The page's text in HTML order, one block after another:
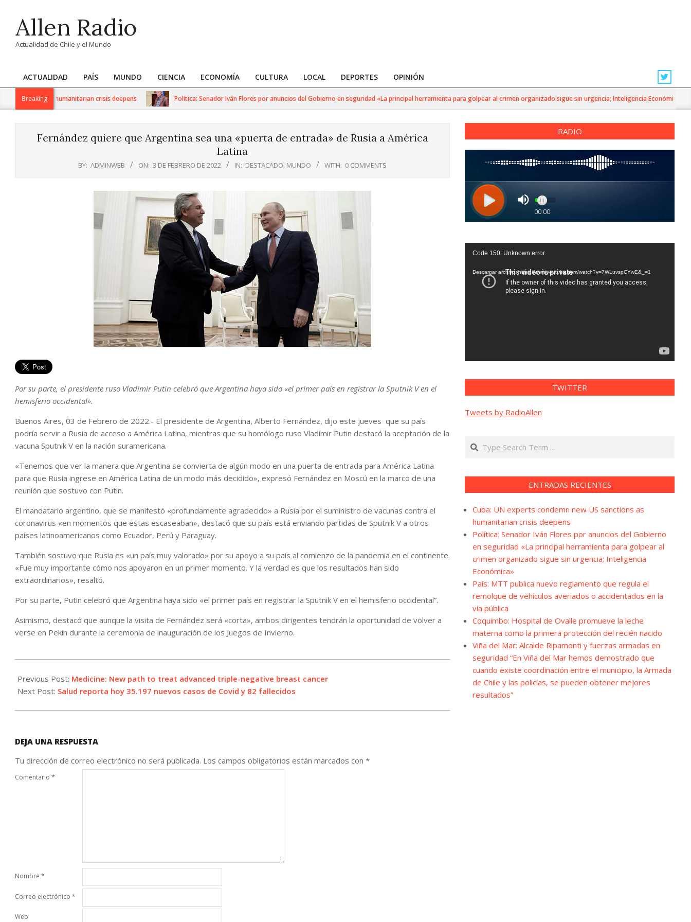
contentAllen Radio
Actualidad de Chile y el Mundo
Primary
Navigation
ACTUALIDAD PAÍS MUNDO CIENCIA ECONOMÍA CULTURA LOCAL DEPORTES OPINIÓN
Breaking
sanctions as humanitarian crisis deepens Política: Senador Iván Flores por anuncios del Gobierno en seguridad «La principal herramienta para golpear al crimen organizado sigue sin urgencia; Inteligencia Económica»
Fernández quiere que Argentina sea una «puerta de entrada» de Rusia a América
Latina
BY: ADMINWEB ON: 3 DE FEBRERO DE 2022 IN: DESTACADO, MUNDO WITH: 0 COMMENTS
Por su parte, el presidente ruso Vladimir Putin celebró que Argentina haya sido «el primer país en registrar la Sputnik V en el
hemisferio occidental».
Buenos Aires, 03 de Febrero de 2022.- El presidente de Argentina, Alberto Fernández, dijo este jueves que su país
podría servir a Rusia de acceso a América Latina, mientras que su homólogo ruso Vladímir Putin destacó la aceptación de la
vacuna Sputnik V en la nación suramericana.
«Tenemos que ver la manera que Argentina se convierta de algún modo en una puerta de entrada para América Latina
para que Rusia ingrese en América Latina de un modo más decidido», expresó Fernández en Moscú en la marco de una
reunión que sostuvo con Putin.
El mandatario argentino, que se manifestó «profundamente agradecido» a Rusia por el suministro de vacunas contra el
coronavirus «en momentos que estas escaseaban», destacó que su país está enviando partidas de Sputnik V a otros
países latinoamericanos como Ecuador, Perú y Paraguay.
También sostuvo que Rusia es «un país muy valorado» por su apoyo a su país al comienzo de la pandemia en el continente.
«Fue muy importante cómo nos apoyaron en un primer momento. Y la verdad es que los resultados han sido
extraordinarios», resaltó.
Por su parte, Putin celebró que Argentina haya sido «el primer país en registrar la Sputnik V en el hemisferio occidental”.
Asimismo, destacó que aunque la visita de Fernández será «corta», ambos dirigentes tendrán la oportunidad de volver a
verse en Pekín durante la ceremonia de inauguración de los Juegos de Invierno.
02-
03
Previous Post: Medicine: New path to treat advanced triple-negative breast cancer
Next Post: Salud reporta hoy 35.197 nuevos casos de Covid y 82 fallecidos
DEJA UNA RESPUESTA
Tu dirección de correo electrónico no será publicada. Los campos obligatorios están marcados con *
Comentario *
Nombre *
Correo electrónico *
Web
RADIO
Reproductor
vídeo
Code 150: Unknown error.
Descargar archivo: https://www.youtube.com/watch?v=7WLuvspCYwE&_=1
TWITTER
Tweets by RadioAllen
Search
ENTRADAS RECIENTES
Cuba: UN experts condemn new US sanctions as
humanitarian crisis deepens
Política: Senador Iván Flores por anuncios del Gobierno
en seguridad «La principal herramienta para golpear al
crimen organizado sigue sin urgencia; Inteligencia
Económica»
País: MTT publica nuevo reglamento que regula el
remolque de vehículos averiados o accidentados en la
vía pública
Coquimbo: Hospital de Ovalle promueve la leche
materna como la primera protección del recién nacido
Viña del Mar: Alcalde Ripamonti y fuerzas armadas en
seguridad “En Viña del Mar hemos demostrado que
cuando existe coordinación entre el municipio, la Armada
de Chile y las policías, se pueden obtener mejores
resultados”